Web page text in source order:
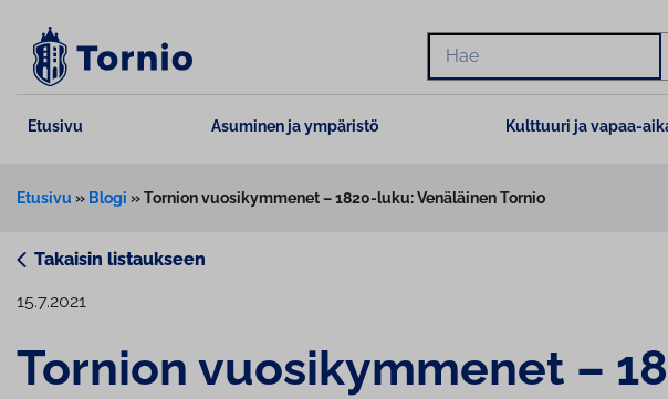
sisältöön
Hae
Etusivu Asuminen ja ympäristö Kulttuuri ja vapaa-
Etusivu » Blogi »Tornion vuosikymmenet – 1820-luku: Venäläinen Tornio
Takaisin listaukseen
15.7.2021
Tornion vuo­si­kym­me­net –